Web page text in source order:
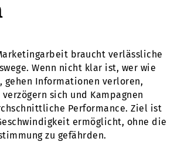
braucht verlässliche
Wenn nicht klar ist, wer wie
gehen Informationen verloren,
sich und Kampagnen
Performance. Ziel ist
ermöglicht, ohne die
zu gefährden.